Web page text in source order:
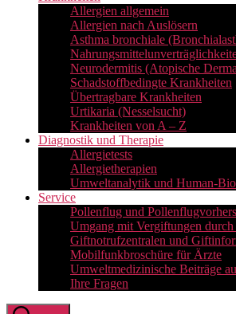
Allergien allgemein
Allergien nach Auslösern
Asthma bronchiale
Neurodermitis (Atopische
Schadstoffbedingte Krankheiten
Übertragbare Krankheiten
Urtikaria (Nesselsucht)
Krankheiten von A – Z
Diagnostik und Therapie
Allergietests
Allergietherapien
Umweltanalytik und Human-
Service
Pollenflug und
Umgang mit Vergiftungen durch
Giftnotrufzentralen und
Mobilfunkbroschüre für Ärzte
Umweltmedizinische Beiträge
Ihre Fragen